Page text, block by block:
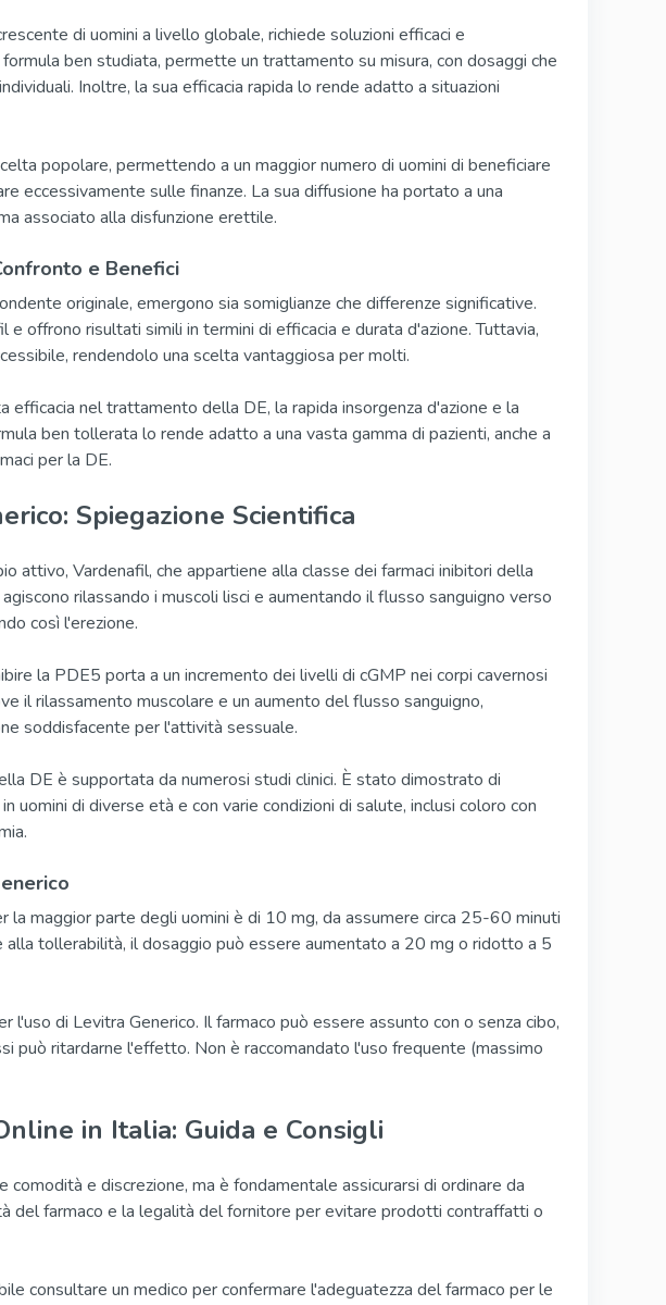
di uomini a livello globale, richiede soluzioni efficaci e
ben studiata, permette un trattamento su misura, con dosaggi che
Inoltre, la sua efficacia rapida lo rende adatto a situazioni
popolare, permettendo a un maggior numero di uomini di beneficiare
eccessivamente sulle finanze. La sua diffusione ha portato a una
associato alla disfunzione erettile.
e Benefici
originale, emergono sia somiglianze che differenze significative.
offrono risultati simili in termini di efficacia e durata d'azione. Tuttavia,
rendendolo una scelta vantaggiosa per molti.
efficacia nel trattamento della DE, la rapida insorgenza d'azione e la
ben tollerata lo rende adatto a una vasta gamma di pazienti, anche a
per la DE.
Spiegazione Scientifica
attivo, Vardenafil, che appartiene alla classe dei farmaci inibitori della
rilassando i muscoli lisci e aumentando il flusso sanguigno verso
così l'erezione.
la PDE5 porta a un incremento dei livelli di cGMP nei corpi cavernosi
il rilassamento muscolare e un aumento del flusso sanguigno,
soddisfacente per l'attività sessuale.
DE è supportata da numerosi studi clinici. È stato dimostrato di
uomini di diverse età e con varie condizioni di salute, inclusi coloro con
la maggior parte degli uomini è di 10 mg, da assumere circa 25-60 minuti
tollerabilità, il dosaggio può essere aumentato a 20 mg o ridotto a 5
l'uso di Levitra Generico. Il farmaco può essere assunto con o senza cibo,
può ritardarne l'effetto. Non è raccomandato l'uso frequente (massimo
in Italia: Guida e Consigli
e discrezione, ma è fondamentale assicurarsi di ordinare da
del farmaco e la legalità del fornitore per evitare prodotti contraffatti o
consultare un medico per confermare l'adeguatezza del farmaco per le